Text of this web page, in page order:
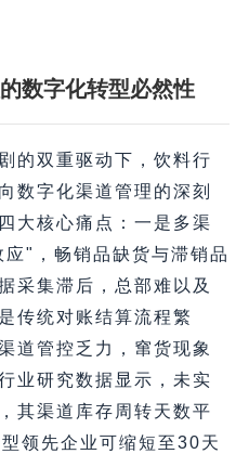
数字化转型必然性
的双重驱动下，饮料行
数字化渠道管理的深刻
大核心痛点：一是多渠
"，畅销品缺货与滞销品
采集滞后，总部难以及
传统对账结算流程繁
道管控乏力，窜货现象
业研究数据显示，未实
其渠道库存周转天数平
领先企业可缩短至30天